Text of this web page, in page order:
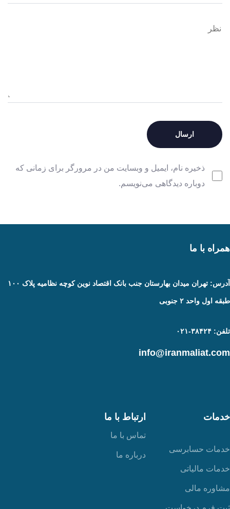
ذخیره نام، ایمیل و وبسایت من در مرورگر برای زمانی که
دوباره دیدگاهی می‌نویسم.
همراه با ما
آدرس: تهران میدان بهارستان جنب بانک اقتصاد نوین کوچه نظامیه پلاک ۱۰۰
طبقه اول واحد ۲ جنوبی
تلفن: ۳۸۴۲۴-۰۲۱
info@iranmaliat.com
خدمات
خدمات حسابرسی
خدمات مالیاتی
مشاوره مالی
ارتباط با ما
تماس با ما
درباره ما